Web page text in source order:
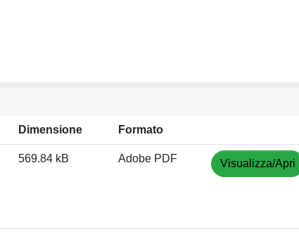
Dimensione Formato
569.84 kB Adobe PDF Visualizza/Apri